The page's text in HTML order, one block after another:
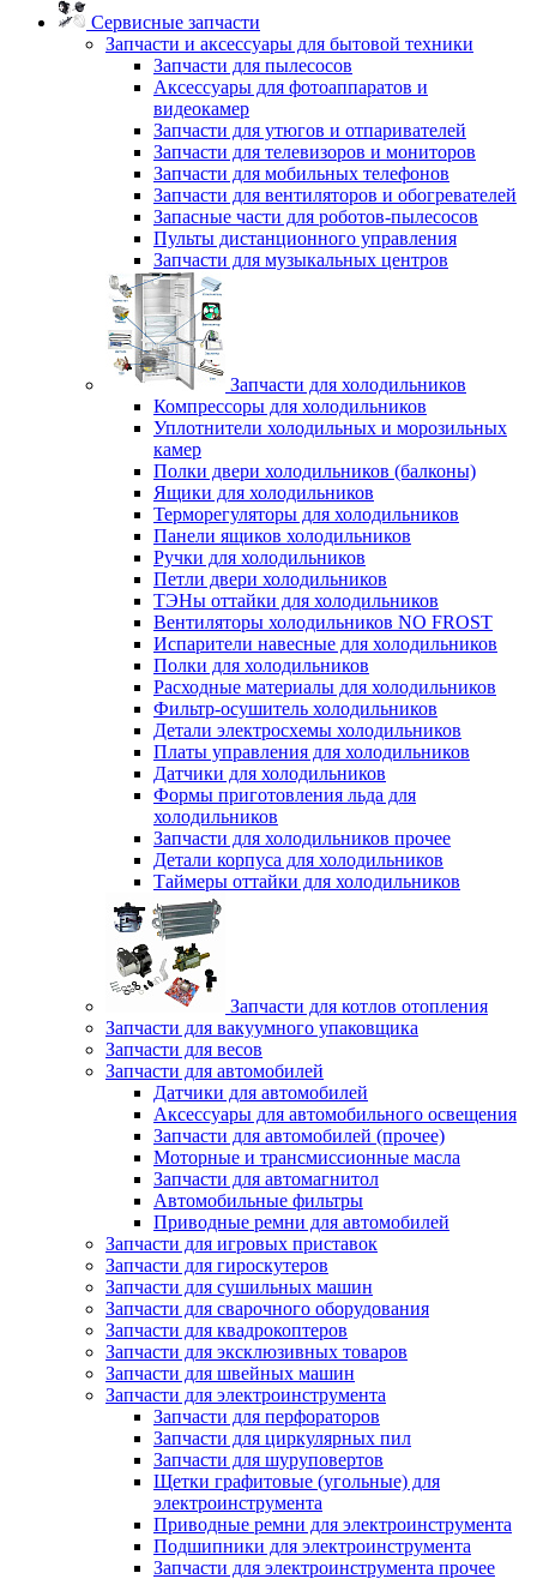
Сервисные запчасти
Запчасти и аксессуары для бытовой техники
Запчасти для пылесосов
Аксессуары для фотоаппаратов и
видеокамер
Запчасти для утюгов и отпаривателей
Запчасти для телевизоров и мониторов
Запчасти для мобильных телефонов
Запчасти для вентиляторов и обогревателей
Запасные части для роботов-пылесосов
Пульты дистанционного управления
Запчасти для музыкальных центров
Запчасти для холодильников
Компрессоры для холодильников
Уплотнители холодильных и морозильных
камер
Полки двери холодильников (балконы)
Ящики для холодильников
Терморегуляторы для холодильников
Панели ящиков холодильников
Ручки для холодильников
Петли двери холодильников
ТЭНы оттайки для холодильников
Вентиляторы холодильников NO FROST
Испарители навесные для холодильников
Полки для холодильников
Расходные материалы для холодильников
Фильтр-осушитель холодильников
Детали электросхемы холодильников
Платы управления для холодильников
Датчики для холодильников
Формы приготовления льда для
холодильников
Запчасти для холодильников прочее
Детали корпуса для холодильников
Таймеры оттайки для холодильников
Запчасти для котлов отопления
Запчасти для вакуумного упаковщика
Запчасти для весов
Запчасти для автомобилей
Датчики для автомобилей
Аксессуары для автомобильного освещения
Запчасти для автомобилей (прочее)
Моторные и трансмиссионные масла
Запчасти для автомагнитол
Автомобильные фильтры
Приводные ремни для автомобилей
Запчасти для игровых приставок
Запчасти для гироскутеров
Запчасти для сушильных машин
Запчасти для сварочного оборудования
Запчасти для квадрокоптеров
Запчасти для эксклюзивных товаров
Запчасти для швейных машин
Запчасти для электроинструмента
Запчасти для перфораторов
Запчасти для циркулярных пил
Запчасти для шуруповертов
Щетки графитовые (угольные) для
электроинструмента
Приводные ремни для электроинструмента
Подшипники для электроинструмента
Запчасти для электроинструмента прочее